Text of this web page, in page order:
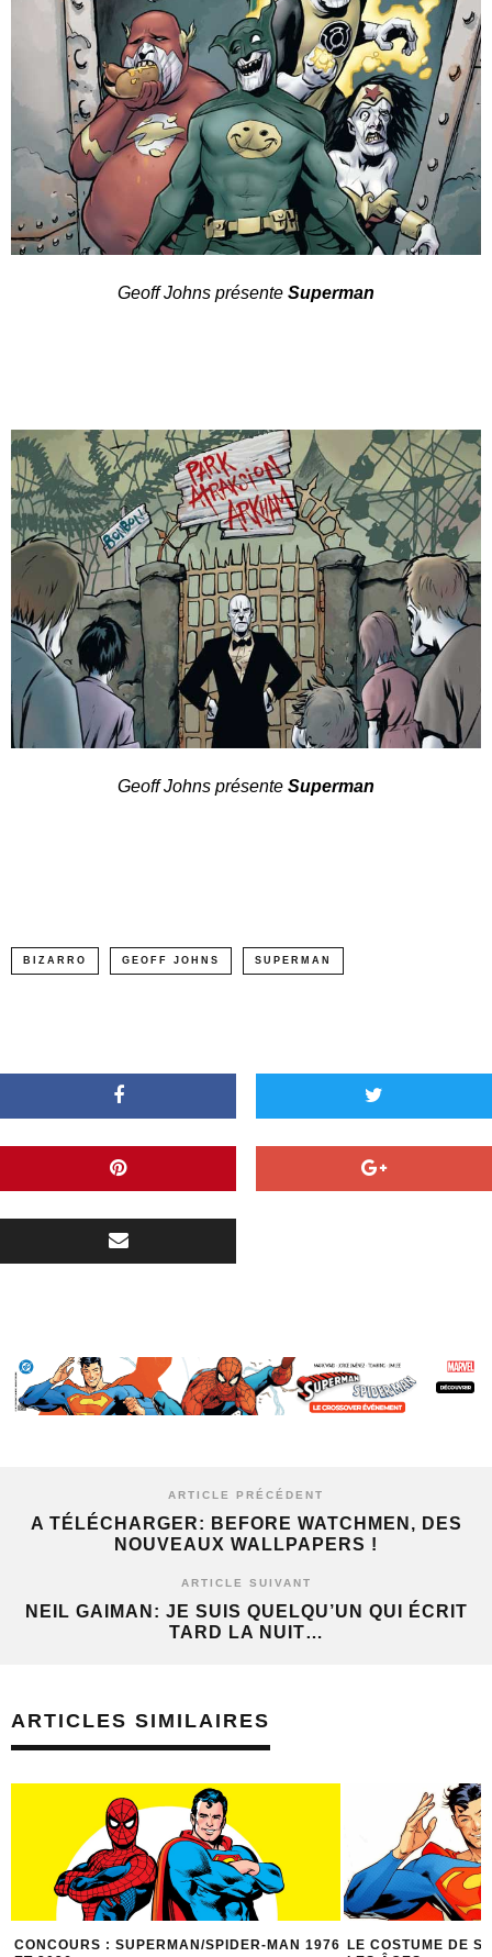
Geoff Johns présente Superman
Geoff Johns présente Superman
BIZARRO GEOFF JOHNS SUPERMAN
ARTICLE PRÉCÉDENT
A TÉLÉCHARGER: BEFORE WATCHMEN, DES
NOUVEAUX WALLPAPERS !
ARTICLE SUIVANT
NEIL GAIMAN: JE SUIS QUELQU’UN QUI ÉCRIT
TARD LA NUIT…
ARTICLES SIMILAIRES
CONCOURS : SUPERMAN/SPIDER-MAN 1976 LE COSTUME DE